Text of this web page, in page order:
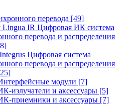
перевода [49]
Lingua IR Цифровая ИК система
перевода и распределения
Цифровая система
перевода и распределения
модули [7]
излучатели и аксессуары [5]
приемники и аксессуары [7]